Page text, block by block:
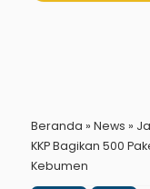
Beranda » News »
KKP Bagikan 500
Kebumen